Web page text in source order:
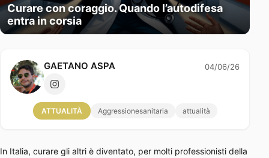
Curare con coraggio. Quando l’autodifesa
entra in corsia
GAETANO ASPA 04/06/26
ATTUALITÀ Aggressionesanitaria attualità
In Italia, curare gli altri è diventato, per molti professionisti della